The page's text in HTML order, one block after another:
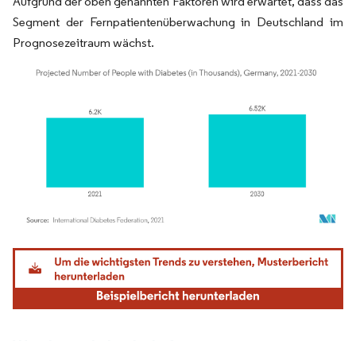
Segment der Fernpatientenüberwachung in Deutschland im
Prognosezeitraum wächst.
Bild © Mordor Intelligence. Wiederverwendung erfordert Namensnennung gemäß